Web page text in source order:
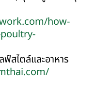
how-
สไตล์และอาหาร